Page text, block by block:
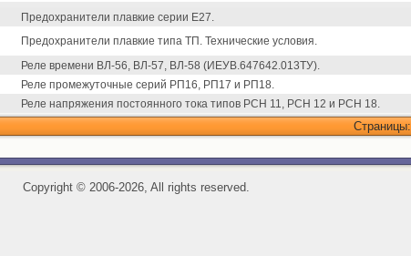
Предохранители плавкие серии Е27.
Предохранители плавкие типа ТП. Технические условия.
Реле времени ВЛ-56, ВЛ-57, ВЛ-58 (ИЕУВ.647642.013ТУ).
Реле промежуточные серий РП16, РП17 и РП18.
Реле напряжения постоянного тока типов РСН 11, РСН 12 и РСН 18.
Страницы:
Copyright ©2006-2026, All rights reserved.